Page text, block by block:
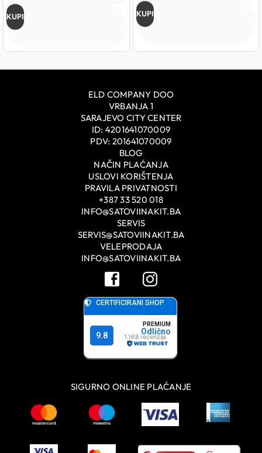
KUPI KUPI
ELD COMPANY DOO
VRBANJA 1
SARAJEVO CITY CENTER
ID: 4201641070009
PDV: 201641070009
BLOG
NAČIN PLAĆANJA
USLOVI KORIŠTENJA
PRAVILA PRIVATNOSTI
+387 33 520 018
INFO@SATOVIINAKIT.BA
SERVIS
SERVIS@SATOVIINAKIT.BA
VELEPRODAJA
INFO@SATOVIINAKIT.BA
SIGURNO ONLINE PLAĆANJE